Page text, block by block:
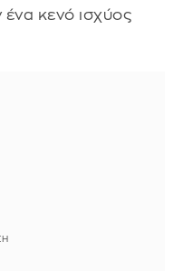
κενό ισχύος